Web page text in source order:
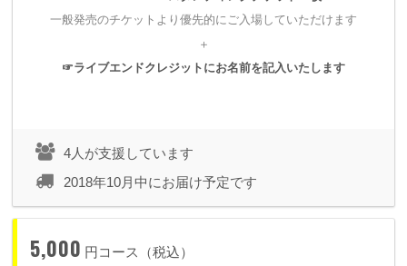
そして何より、このクラウドファンディングを通して
強く感じた
一般発売のチケットより優先的にご入場していただけます
＋
☞ライブエンドクレジットにお名前を記入いたします
4人が支援しています
2018年10月中にお届け予定です
5,000 円コース（税込）